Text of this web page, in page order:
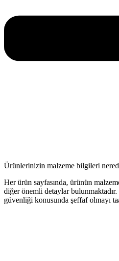
Ürünlerinizin malzeme bilgileri
Her ürün sayfasında, ürünün
diğer önemli detaylar
güvenliği konusunda şeffaf olmayı